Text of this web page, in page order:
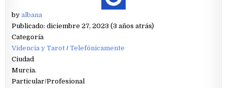
byalbana
Publicado: diciembre 27, 2023 (3 años atrás)
Categoría
Videncia y Tarot /Telefónicamente
Ciudad
Murcia.
Particular/Profesional